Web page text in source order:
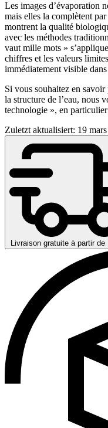
Les images d’évaporation
mais elles la complètent
montrent la qualité
avec les méthodes
vaut mille mots »
chiffres et les valeurs
immédiatement visible
Si vous souhaitez en
la structure de l’eau, nous
technologie », en
Zuletzt aktualisiert: 19
Livraison gratuite à partir de